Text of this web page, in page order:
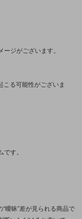
ジがございます。
る可能性がございま
す。
曖昧”差が見られる商品で